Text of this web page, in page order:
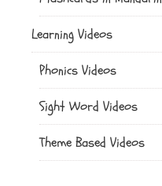
Learning Videos
Phonics Videos
Sight Word Videos
Theme Based Videos